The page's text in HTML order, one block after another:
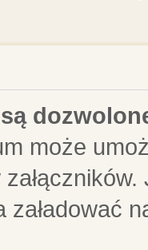
może
załadować